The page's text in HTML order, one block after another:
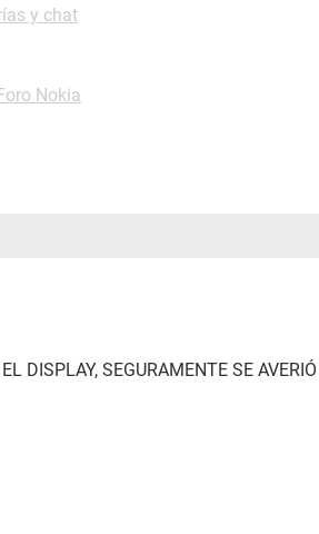
y chat
Nokia
DISPLAY, SEGURAMENTE SE AVERIÓ